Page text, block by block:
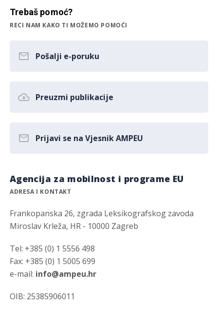
Trebaš pomoć?
RECI NAM KAKO TI MOŽEMO POMOĆI
Pošalji e-poruku
Preuzmi publikacije
Prijavi se na Vjesnik AMPEU
Agencija za mobilnost i programe EU
ADRESA I KONTAKT
Frankopanska 26, zgrada Leksikografskog zavoda
Miroslav Krleža, HR - 10000 Zagreb
Tel: +385 (0) 1 5556 498
Fax: +385 (0) 1 5005 699
e-mail: info@ampeu.hr
OIB: 25385906011